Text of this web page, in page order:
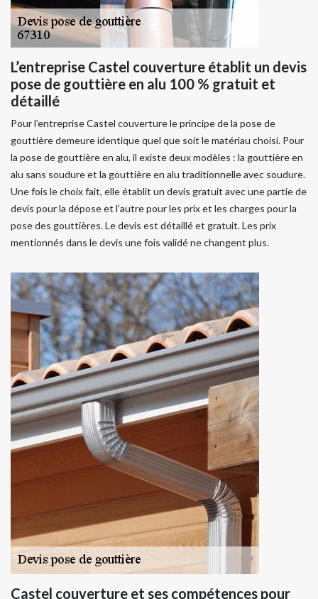
L’entreprise Castel couverture établit un devis
pose de gouttière en alu 100 % gratuit et
détaillé
Pour l’entreprise Castel couverture le principe de la pose de
gouttière demeure identique quel que soit le matériau choisi. Pour
la pose de gouttière en alu, il existe deux modèles : la gouttière en
alu sans soudure et la gouttière en alu traditionnelle avec soudure.
Une fois le choix fait, elle établit un devis gratuit avec une partie de
devis pour la dépose et l’autre pour les prix et les charges pour la
pose des gouttières. Le devis est détaillé et gratuit. Les prix
mentionnés dans le devis une fois validé ne changent plus.
Castel couverture et ses compétences pour